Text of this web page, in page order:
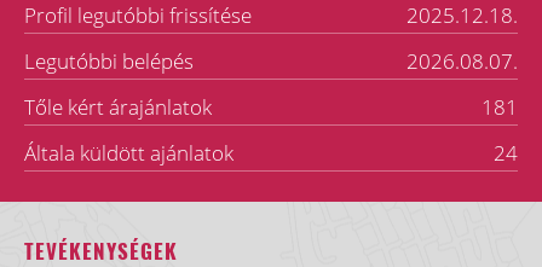
Profil legutóbbi frissítése
2025.12.18.
Legutóbbi belépés
2026.08.07.
Tőle kért árajánlatok
181
Általa küldött ajánlatok
24
TEVÉKENYSÉGEK